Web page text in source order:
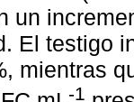
un
El testigo
mientras
-1